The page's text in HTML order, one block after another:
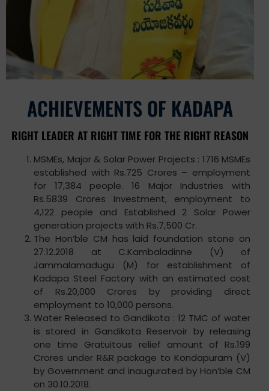
ACHIEVEMENTS OF KADAPA
RIGHT LEADER AT RIGHT TIME FOR THE RIGHT REASON
MSMEs, Major & Solar Power Projects : 1716 MSMEs
established with Rs.725 Crores – employment
for 17,384 people. 16 Major Industries with
Rs.5839 Crores Investment, employment to
4,122 people and Established 2 Solar Power
generation projects with Rs.7,500 Cr.
The Hon’ble CM has laid foundation stone on
27.12.2018 at C.Kambaladinne (V) of
Jammalamadugu (M) for establishment of
Kadapa Steel Factory with an estimated cost
of Rs.20,000 Crores by providing direct
employment to 10,000 persons.
Water Released to Gandikota : 12 TMC of water
is stored in Gandikota Reservoir by releasing
one time Gratuitous relief amount of Rs.199
Crores under R&R package to Kondapuram (V)
by Government and inaugurated by Hon’ble CM
on 30.10.2018.